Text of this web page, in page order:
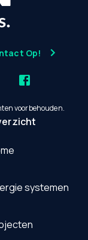
Op!
voorbehouden.
systemen